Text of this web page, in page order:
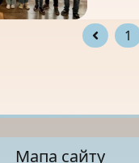
1
Мапа сайту